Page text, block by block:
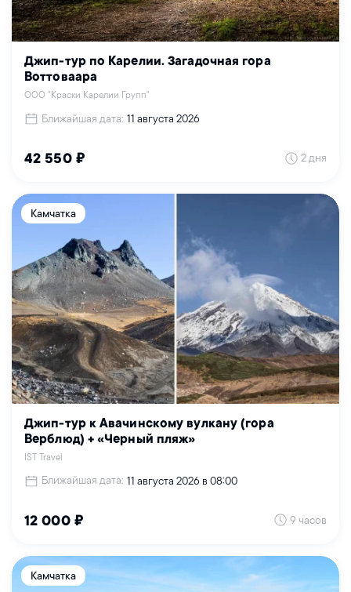
Джип-тур по Карелии. Загадочная гора
Воттоваара
ООО "Краски Карелии Групп"
Ближайшая дата: 11 августа 2026
42 550 ₽ 2 дня
Камчатка
Джип-тур к Авачинскому вулкану (гора
Верблюд) + «Черный пляж»
IST Travel
Ближайшая дата: 11 августа 2026 в 08:00
12 000 ₽ 9 часов
Камчатка